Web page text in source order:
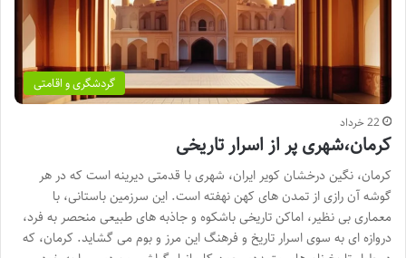
گردشگری و اقامتی
22 خرداد
کرمان،شهری پر از اسرار تاریخی
کرمان، نگین درخشان کویر ایران، شهری با قدمتی دیرینه است که در هر
گوشه آن رازی از تمدن های کهن نهفته است. این سرزمین باستانی، با
معماری بی نظیر، اماکن تاریخی باشکوه و جاذبه های طبیعی منحصر به فرد،
دروازه ای به سوی اسرار تاریخ و فرهنگ این مرز و بوم می گشاید. کرمان، که